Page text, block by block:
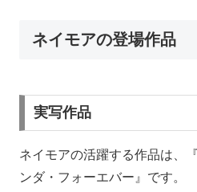
ネイモアの登場作品
実写作品
ネイモアの活躍する作品は、
ンダ・フォーエバー』です。